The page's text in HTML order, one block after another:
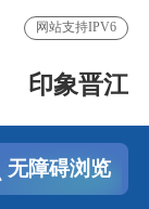
网站支持IPV6
印象晋江
无障碍浏览